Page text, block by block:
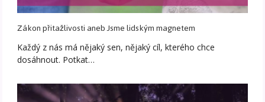
Zákon přitažlivosti aneb Jsme lidským magnetem
Každý z nás má nějaký sen, nějaký cíl, kterého chce
dosáhnout. Potkat…